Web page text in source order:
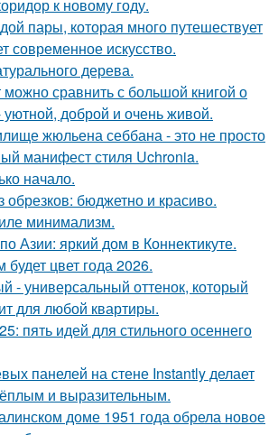
к новому году.
пары, которая много путешествует
современное искусство.
дерева.
сравнить с большой книгой о
доброй и очень живой.
жюльена себбана - это не просто
манифест стиля Uchronia.
начало.
обрезков: бюджетно и красиво.
минимализм.
Азии: яркий дом в Коннектикуте.
будет цвет года 2026.
- универсальный оттенок, который
для любой квартиры.
пять идей для стильного осеннего
панелей на стене Instantly делает
и выразительным.
доме 1951 года обрела новое